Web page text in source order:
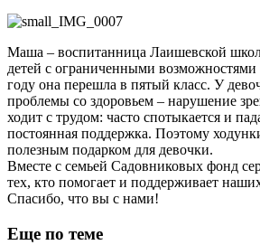
Маша – воспитанница Лаишевской
детей с ограниченными возможностями
году она перешла в пятый класс. У
проблемы со здоровьем – нарушение
ходит с трудом: часто спотыкается и
постоянная поддержка. Поэтому
полезным подарком для девочки.
Вместе с семьей Садовниковых фонд
тех, кто помогает и поддерживает
Спасибо, что вы с нами!
Еще по теме